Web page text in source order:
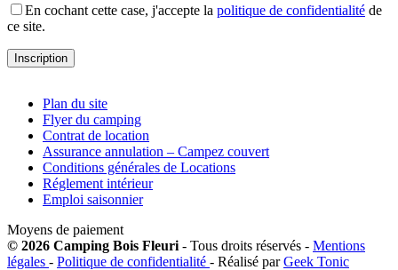
En cochant cette case, j'accepte la politique de confidentialité de
ce site.
Plan du site
Flyer du camping
Contrat de location
Assurance annulation – Campez couvert
Conditions générales de Locations
Réglement intérieur
Emploi saisonnier
Moyens de paiement
© 2026 Camping Bois Fleuri - Tous droits réservés - Mentions
légales - Politique de confidentialité - Réalisé parGeek Tonic